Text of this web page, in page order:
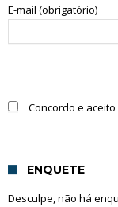
E-mail (obrigatório)
Concordo e
ENQUETE
Desculpe, não há